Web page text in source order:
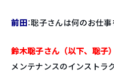
前田：聡子さんは何のお仕
鈴木聡子さん（以下、聡子）
メンテナンスのインストラ